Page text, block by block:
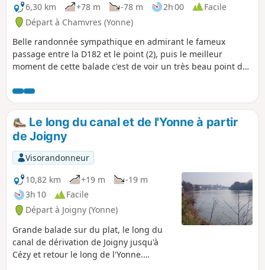
6,30 km
+78 m -78 m 2h 00
Facile
Départ à Chamvres (Yonne)
Belle randonnée sympathique en admirant le fameux
passage entre la D182 et le point (2), puis le meilleur
moment de cette balade c'est de voir un très beau point de
Le long du canal et de l'Yonne à partir
de Joigny
Visorandonneur
10,82 km
+19 m
-19 m
3h 10
Facile
Départ à Joigny (Yonne)
Grande balade sur du plat, le long du
canal de dérivation de Joigny jusqu'à
Cézy et retour le long de l'Yonne.